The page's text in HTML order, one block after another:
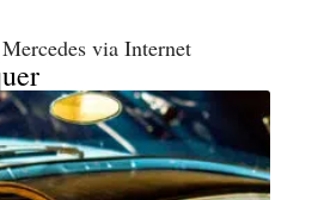
via Internet